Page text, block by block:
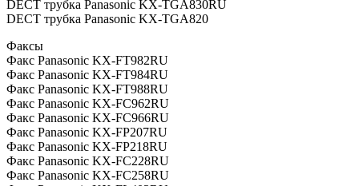
DECT трубка Panasonic KX-TGA830RU
DECT трубка Panasonic KX-TGA820
Факсы
Факс Panasonic KX-FT982RU
Факс Panasonic KX-FT984RU
Факс Panasonic KX-FT988RU
Факс Panasonic KX-FC962RU
Факс Panasonic KX-FC966RU
Факс Panasonic KX-FP207RU
Факс Panasonic KX-FP218RU
Факс Panasonic KX-FC228RU
Факс Panasonic KX-FC258RU